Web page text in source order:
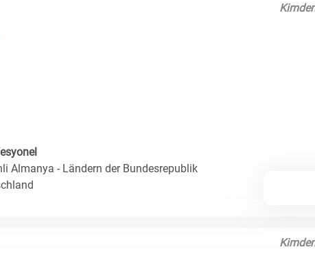
Almanya - Ländern der Bundesrepublik